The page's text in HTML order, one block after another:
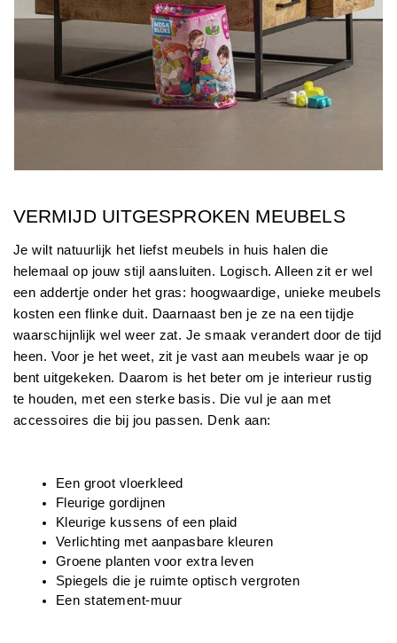
VERMIJD UITGESPROKEN MEUBELS
Je wilt natuurlijk het liefst meubels in huis halen die
helemaal op jouw stijl aansluiten. Logisch. Alleen zit er wel
een addertje onder het gras: hoogwaardige, unieke meubels
kosten een flinke duit. Daarnaast ben je ze na een tijdje
waarschijnlijk wel weer zat. Je smaak verandert door de tijd
heen. Voor je het weet, zit je vast aan meubels waar je op
bent uitgekeken. Daarom is het beter om je interieur rustig
te houden, met een sterke basis. Die vul je aan met
accessoires die bij jou passen. Denk aan:
Een groot vloerkleed
Fleurige gordijnen
Kleurige kussens of een plaid
Verlichting met aanpasbare kleuren
Groene planten voor extra leven
Spiegels die je ruimte optisch vergroten
Een statement-muur